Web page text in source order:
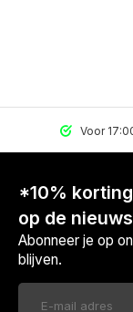
Voor
*10%
op de
Abonneer je op
blijven.